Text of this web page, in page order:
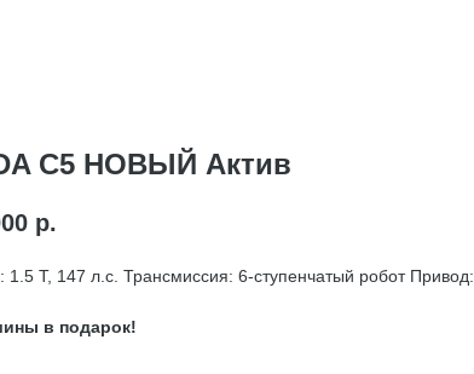
C5 НОВЫЙ Актив
р.
1.5 T, 147 л.с. Трансмиссия: 6-ступенчатый робот
в подарок!